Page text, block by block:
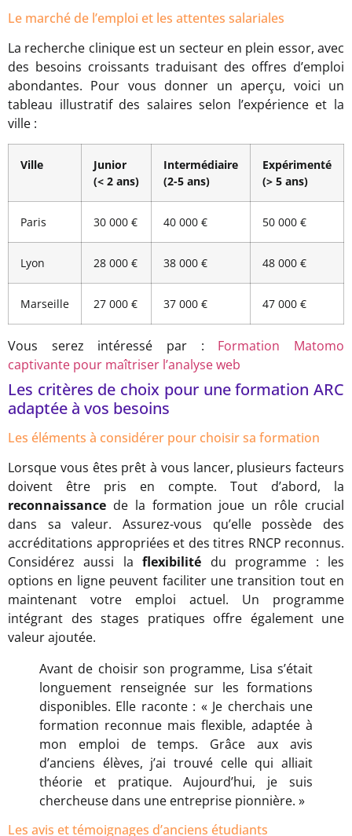
Le marché de l’emploi et les attentes salariales
La recherche clinique est un secteur en plein essor, avec
des besoins croissants traduisant des offres d’emploi
abondantes. Pour vous donner un aperçu, voici un
tableau illustratif des salaires selon l’expérience et la
ville :
Ville
Junior
(< 2 ans)
Intermédiaire
(2-5 ans)
Expérimenté
(> 5 ans)
Paris 30 000 € 40 000 € 50 000 €
Lyon 28 000 € 38 000 € 48 000 €
Marseille 27 000 € 37 000 € 47 000 €
Vous serez intéressé par : Formation Matomo
captivante pour maîtriser l’analyse web
Les critères de choix pour une formation ARC
adaptée à vos besoins
Les éléments à considérer pour choisir sa formation
Lorsque vous êtes prêt à vous lancer, plusieurs facteurs
doivent être pris en compte. Tout d’abord, la
reconnaissance de la formation joue un rôle crucial
dans sa valeur. Assurez-vous qu’elle possède des
accréditations appropriées et des titres RNCP reconnus.
Considérez aussi laflexibilité du programme : les
options en ligne peuvent faciliter une transition tout en
maintenant votre emploi actuel. Un programme
intégrant des stages pratiques offre également une
valeur ajoutée.
Avant de choisir son programme, Lisa s’était
longuement renseignée sur les formations
disponibles. Elle raconte : « Je cherchais une
formation reconnue mais flexible, adaptée à
mon emploi de temps. Grâce aux avis
d’anciens élèves, j’ai trouvé celle qui alliait
théorie et pratique. Aujourd’hui, je suis
chercheuse dans une entreprise pionnière. »
Les avis et témoignages d’anciens étudiants